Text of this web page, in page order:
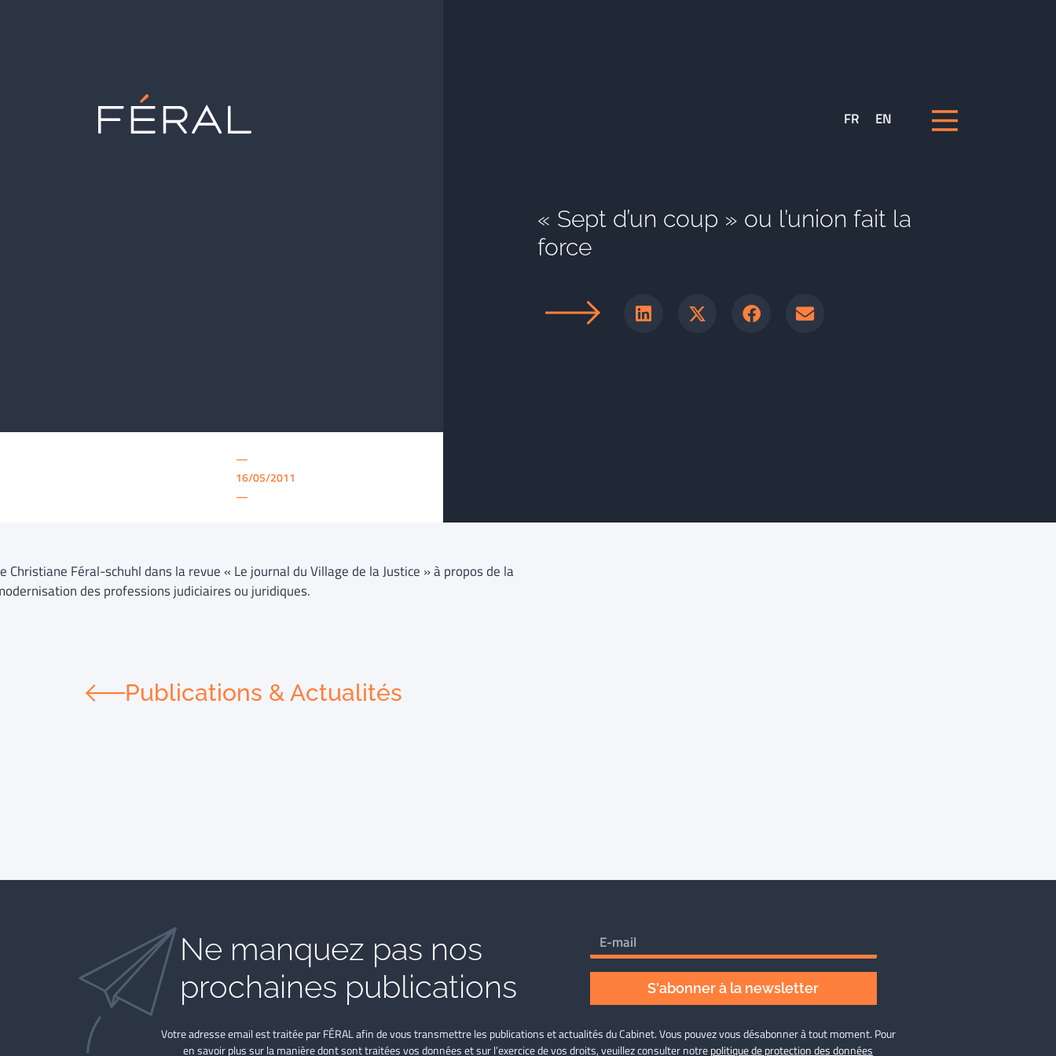
FR EN
—
16/05/2011
—
« Sept d’un coup » ou l’union fait la
force
Christiane Féral-schuhl dans la revue « Le journal du Village de la Justice » à propos de la
des professions judiciaires ou juridiques.
Publications & Actualités
Ne manquez pas nos
prochaines publications
S'abonner à la newsletter
Votre adresse email est traitée par FÉRAL afin de vous transmettre les publications et actualités du Cabinet. Vous pouvez vous désabonner à tout moment. Pour
en savoir plus sur la manière dont sont traitées vos données et sur l’exercice de vos droits, veuillez consulter notrepolitique de protection des données